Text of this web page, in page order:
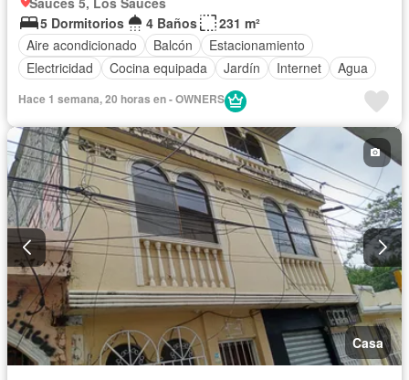
5 Dormitorios
4 Baños
231 m²
Aire acondicionado
Balcón
Estacionamiento
Electricidad
Cocina equipada Jardín Internet Agua
Hace 1 semana, 20 horas en - OWNERS
Casa